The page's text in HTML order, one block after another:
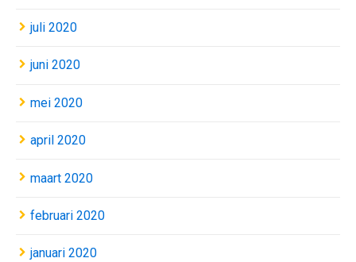
juli 2020
juni 2020
mei 2020
april 2020
maart 2020
februari 2020
januari 2020